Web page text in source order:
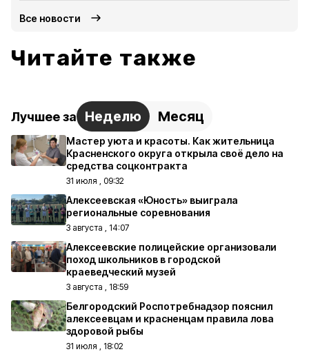
Все новости
Читайте также
Лучшее за Неделю Месяц
Мастер уюта и красоты. Как жительница
Красненского округа открыла своё дело на
средства соцконтракта
31 июля , 09:32
Алексеевская «Юность» выиграла
региональные соревнования
3 августа , 14:07
Алексеевские полицейские организовали
поход школьников в городской
краеведческий музей
3 августа , 18:59
Белгородский Роспотребнадзор пояснил
алексеевцам и красненцам правила лова
здоровой рыбы
31 июля , 18:02